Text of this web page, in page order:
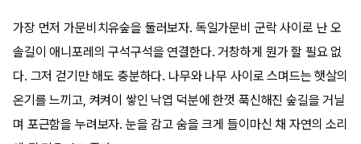
가장 먼저 가문비치유숲을 둘러보자. 독일가문비 군락 사이로 난 오
솔길이 애니포레의 구석구석을 연결한다. 거창하게 뭔가 할 필요 없
다. 그저 걷기만 해도 충분하다. 나무와 나무 사이로 스며드는 햇살의
온기를 느끼고, 켜켜이 쌓인 낙엽 덕분에 한껏 푹신해진 숲길을 거닐
며 포근함을 누려보자. 눈을 감고 숨을 크게 들이마신 채 자연의 소리